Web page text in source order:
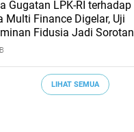
Gugatan LPK-RI terhadap
Multi Finance Digelar, Uji
Fidusia Jadi Sorotan
LIHAT SEMUA